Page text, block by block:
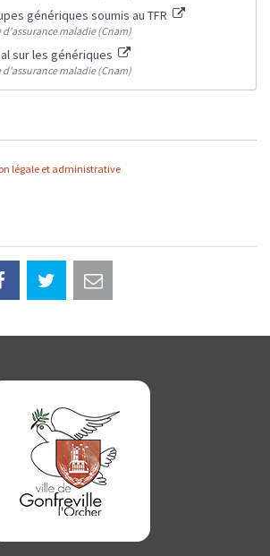
génériques soumis au TFR
d'assurance maladie (Cnam)
sur les génériques
d'assurance maladie (Cnam)
légale et administrative